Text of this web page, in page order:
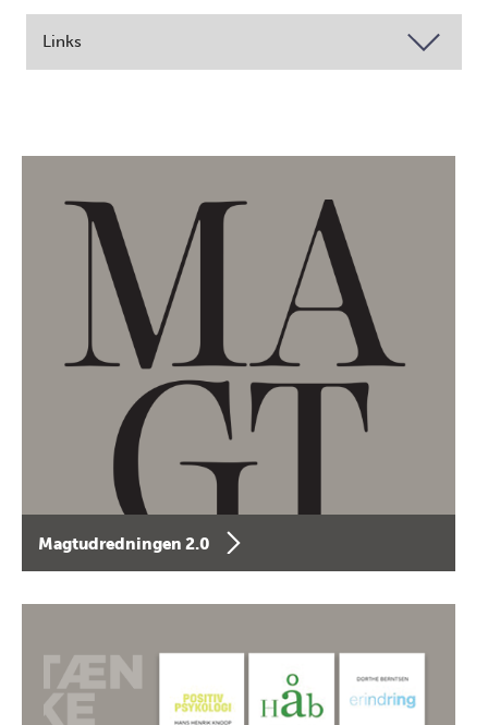
Links
Magtudredningen 2.0